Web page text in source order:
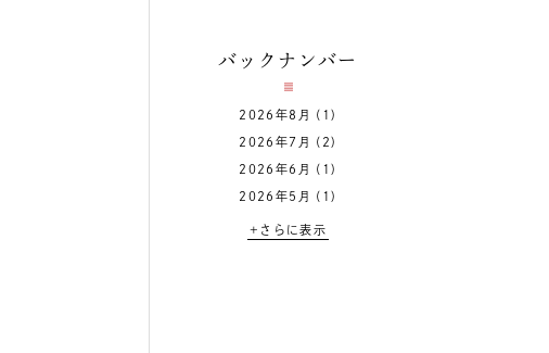
バックナンバー
2026年8月 (1)
2026年7月 (2)
2026年6月 (1)
2026年5月 (1)
+さらに表示